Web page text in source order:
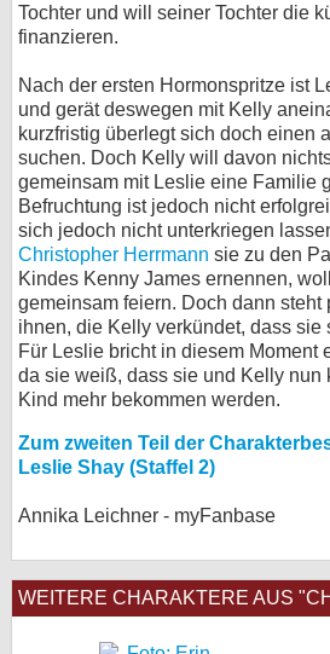
Tochter und will seiner Tochter die
finanzieren.
Nach der ersten Hormonspritze ist
und gerät deswegen mit Kelly
kurzfristig überlegt sich doch einen
suchen. Doch Kelly will davon
gemeinsam mit Leslie eine Familie
Befruchtung ist jedoch nicht
sich jedoch nicht unterkriegen
Christopher Herrmann sie zu den
Kindes Kenny James ernennen,
gemeinsam feiern. Doch dann steht
ihnen, die Kelly verkündet, dass sie
Für Leslie bricht in diesem Moment
da sie weiß, dass sie und Kelly nun
Kind mehr bekommen werden.
Zum zweiten Teil der
Leslie Shay (Staffel 2)
Annika Leichner - myFanbase
WEITERE CHARAKTERE AUS